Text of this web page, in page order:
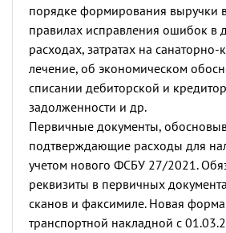
порядке формирования выручки
правилах исправления ошибок в
расходах, затратах на санаторно-
лечение, об экономическом
списании дебиторской и
задолженности и др.
Первичные документы,
подтверждающие расходы для
учетом нового ФСБУ 27/2021.
реквизиты в первичных
сканов и факсимиле. Новая
транспортной накладной с